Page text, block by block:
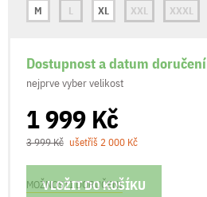
M
L XL XXL XXXL
Dostupnost a datum doručení
nejprve vyber velikost
1 999 Kč
3 999 Kč ušetříš 2 000 Kč
VLOŽIT DO KOŠÍKU
MOŽNOSTI DORUČENÍ